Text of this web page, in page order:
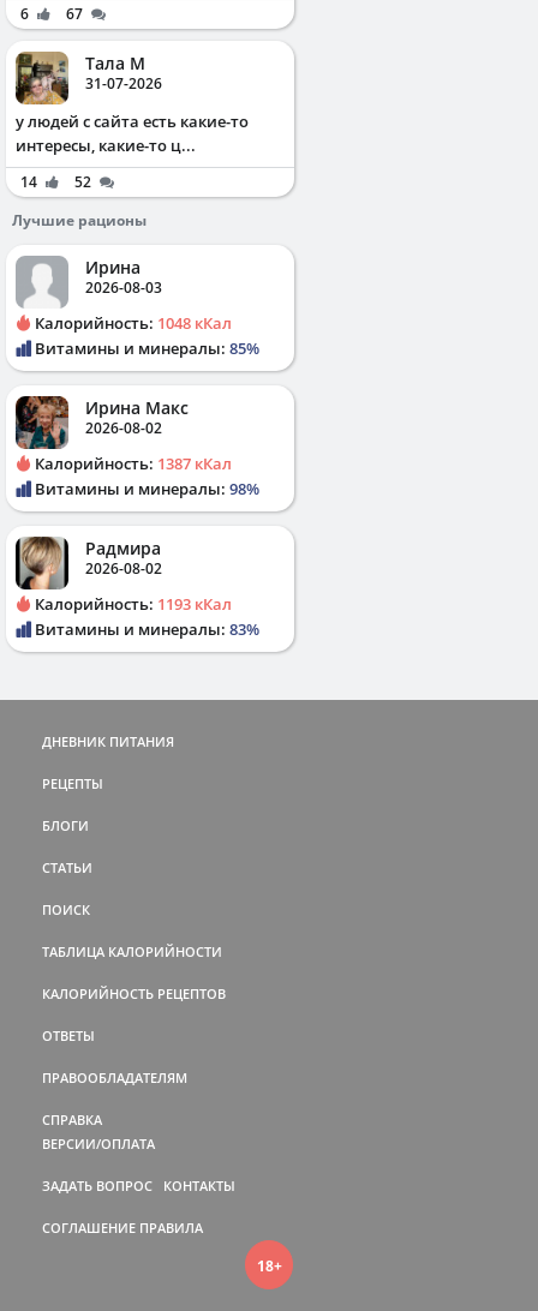
6 67
Тала М
31-07-2026
у людей с сайта есть какие-то
интересы, какие-то ц...
14
52
Лучшие рационы
Ирина
2026-08-03
Калорийность: 1048 кКал
Витамины и минералы: 85%
Ирина Макс
2026-08-02
Калорийность: 1387 кКал
Витамины и минералы: 98%
Радмира
2026-08-02
Калорийность: 1193 кКал
Витамины и минералы: 83%
ДНЕВНИК ПИТАНИЯ
РЕЦЕПТЫ
БЛОГИ
СТАТЬИ
ПОИСК
ТАБЛИЦА КАЛОРИЙНОСТИ
КАЛОРИЙНОСТЬ РЕЦЕПТОВ
ОТВЕТЫ
ПРАВООБЛАДАТЕЛЯМ
СПРАВКА
ВЕРСИИ/ОПЛАТА
ЗАДАТЬ ВОПРОС КОНТАКТЫ
СОГЛАШЕНИЕ ПРАВИЛА
18+